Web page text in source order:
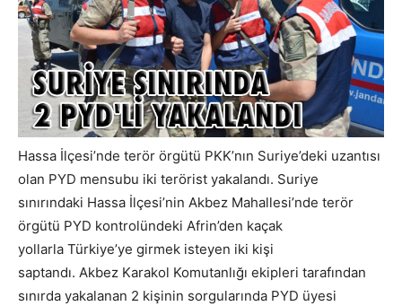
Hassa İlçesi’nde terör örgütü PKK’nın Suriye’deki uzantısı
olan PYD mensubu iki terörist yakalandı. Suriye
sınırındaki Hassa İlçesi’nin Akbez Mahallesi’nde terör
örgütü PYD kontrolündeki Afrin’den kaçak
yollarla Türkiye’ye girmek isteyen iki kişi
saptandı. Akbez Karakol Komutanlığı ekipleri tarafından
sınırda yakalanan 2 kişinin sorgularında PYD üyesi